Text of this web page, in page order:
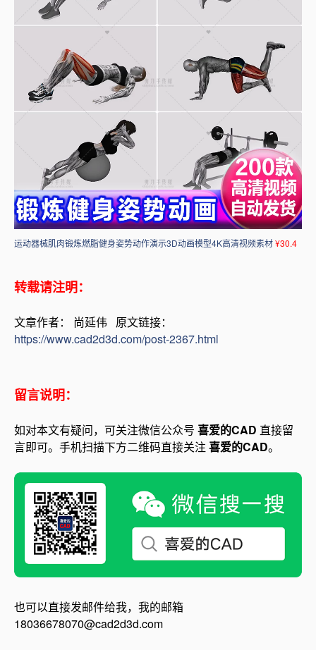
运动器械肌肉锻炼燃脂健身姿势动作演示3D动画模型4K高清视频素材¥30.4
转载请注明：
文章作者： 尚延伟 原文链接：
https://www.cad2d3d.com/post-2367.html
留言说明：
如对本文有疑问，可关注微信公众号 喜爱的CAD 直接留
言即可。手机扫描下方二维码直接关注 喜爱的CAD。
也可以直接发邮件给我，我的邮箱
18036678070@cad2d3d.com